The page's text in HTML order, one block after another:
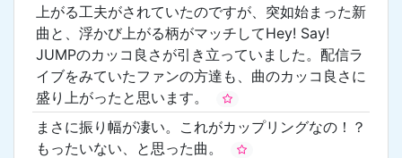
上がる工夫がされていたのですが、突如始まった新
曲と、浮かび上がる柄がマッチしてHey! Say!
JUMPのカッコ良さが引き立っていました。配信ラ
イブをみていたファンの方達も、曲のカッコ良さに
盛り上がったと思います。
まさに振り幅が凄い。これがカップリングなの！？
もったいない、と思った曲。